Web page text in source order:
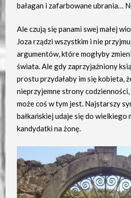
bałagan i zafarbowane ubrania…
Ale czują się panami swej małej
Joza rządzi wszystkim i nie
argumentów, które mogłyby
świata. Ale gdy zaprzyjaźniony
prostu przydałaby im się kobieta,
nieprzyjemne strony
może coś w tym jest. Najstarszy
bałkańskiej udaje się do wielkiego
kandydatki na żonę.